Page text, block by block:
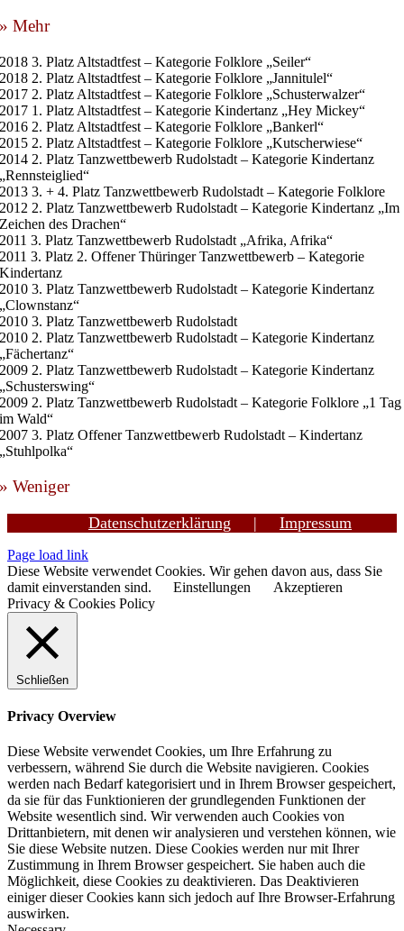
» Mehr
2018 3. Platz Altstadtfest – Kategorie Folklore „Seiler“
2018 2. Platz Altstadtfest – Kategorie Folklore „Jannitulel“
2017 2. Platz Altstadtfest – Kategorie Folklore „Schusterwalzer“
2017 1. Platz Altstadtfest – Kategorie Kindertanz „Hey Mickey“
2016 2. Platz Altstadtfest – Kategorie Folklore „Bankerl“
2015 2. Platz Altstadtfest – Kategorie Folklore „Kutscherwiese“
2014 2. Platz Tanzwettbewerb Rudolstadt – Kategorie Kindertanz
„Rennsteiglied“
2013 3. + 4. Platz Tanzwettbewerb Rudolstadt – Kategorie Folklore
2012 2. Platz Tanzwettbewerb Rudolstadt – Kategorie Kindertanz „Im
Zeichen des Drachen“
2011 3. Platz Tanzwettbewerb Rudolstadt „Afrika, Afrika“
2011 3. Platz 2. Offener Thüringer Tanzwettbewerb – Kategorie
Kindertanz
2010 3. Platz Tanzwettbewerb Rudolstadt – Kategorie Kindertanz
„Clownstanz“
2010 3. Platz Tanzwettbewerb Rudolstadt
2010 2. Platz Tanzwettbewerb Rudolstadt – Kategorie Kindertanz
„Fächertanz“
2009 2. Platz Tanzwettbewerb Rudolstadt – Kategorie Kindertanz
„Schusterswing“
2009 2. Platz Tanzwettbewerb Rudolstadt – Kategorie Folklore „1 Tag
im Wald“
2007 3. Platz Offener Tanzwettbewerb Rudolstadt – Kindertanz
„Stuhlpolka“
» Weniger
Datenschutzerklärung Impressum
Page load link
Diese Website verwendet Cookies. Wir gehen davon aus, dass Sie
damit einverstanden sind.
Einstellungen
Akzeptieren
Privacy & Cookies Policy
Schließen
Privacy Overview
Diese Website verwendet Cookies, um Ihre Erfahrung zu
verbessern, während Sie durch die Website navigieren. Cookies
werden nach Bedarf kategorisiert und in Ihrem Browser gespeichert,
da sie für das Funktionieren der grundlegenden Funktionen der
Website wesentlich sind. Wir verwenden auch Cookies von
Drittanbietern, mit denen wir analysieren und verstehen können, wie
Sie diese Website nutzen. Diese Cookies werden nur mit Ihrer
Zustimmung in Ihrem Browser gespeichert. Sie haben auch die
Möglichkeit, diese Cookies zu deaktivieren. Das Deaktivieren
einiger dieser Cookies kann sich jedoch auf Ihre Browser-Erfahrung
auswirken.